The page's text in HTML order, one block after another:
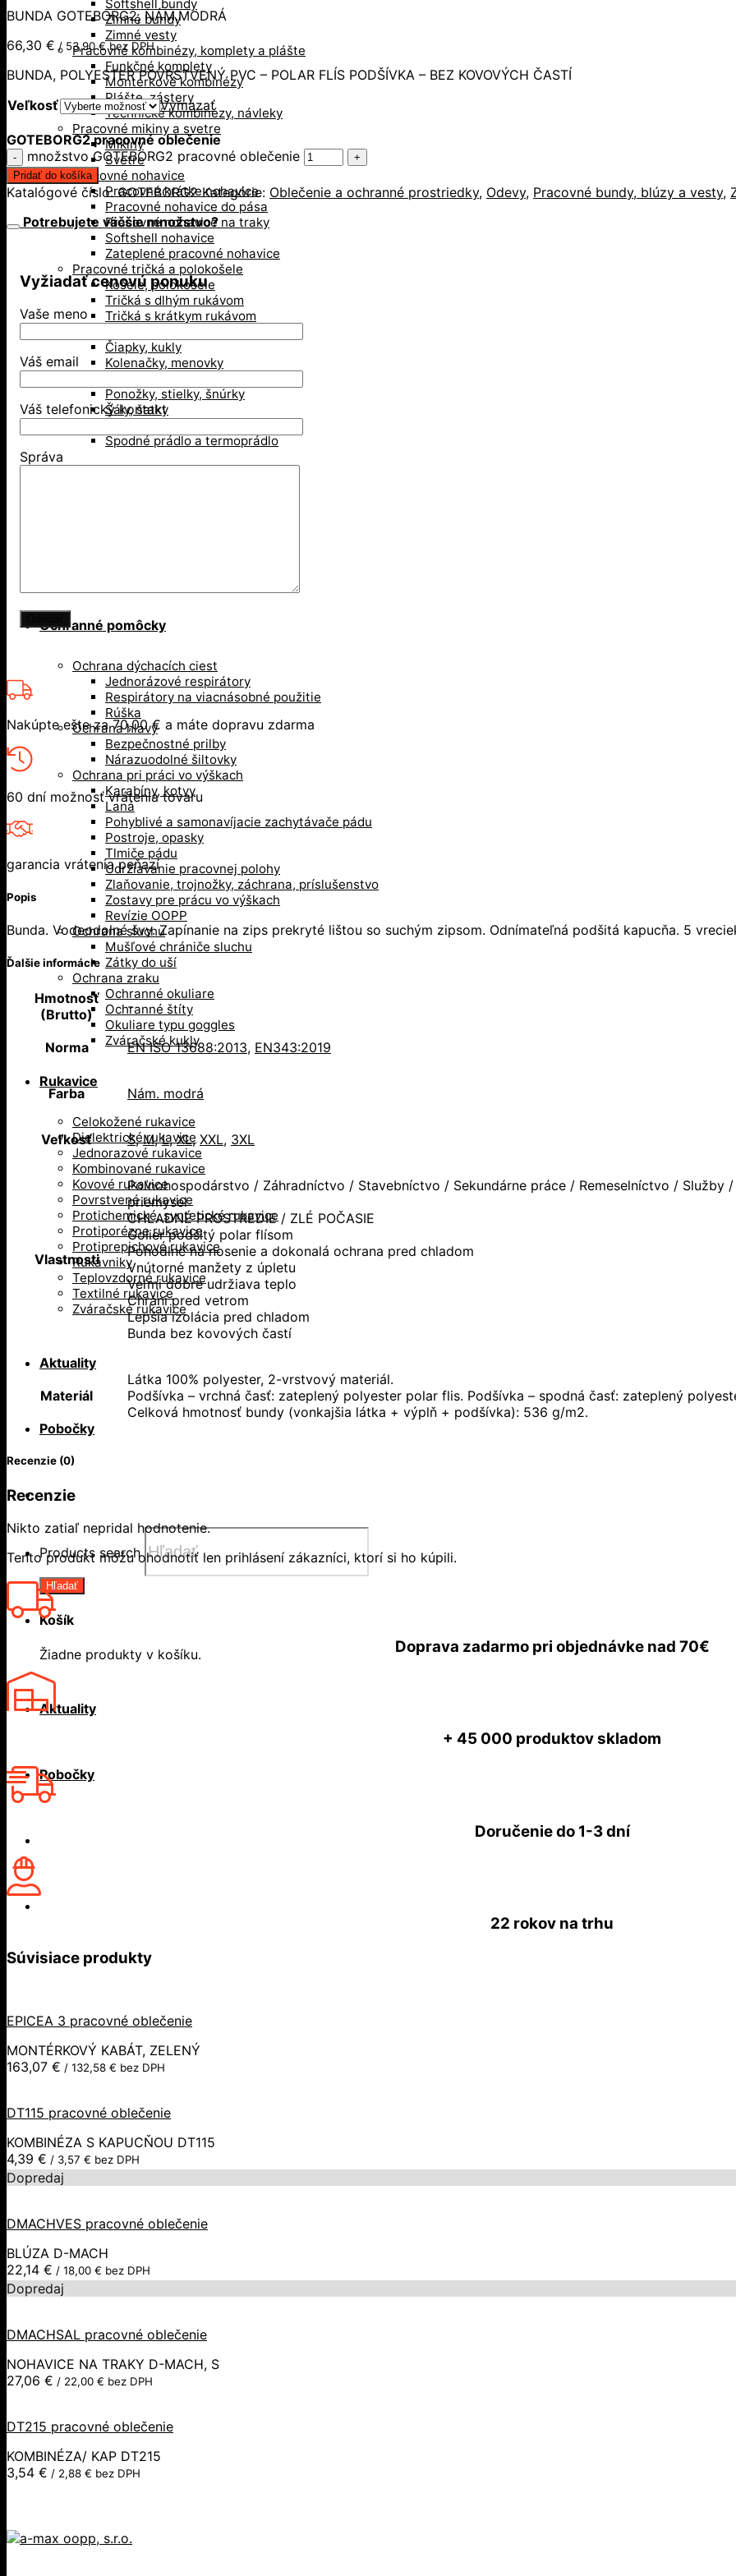
Softshell bundy
Zimné bundy
Zimné vesty
Pracovné kombinézy, komplety a plášte
Funkčné komplety
Monterkové kombinézy
Plášte, zástery
Technické kombinézy, návleky
Pracovné mikiny a svetre
Mikiny
Svetre
Pracovné nohavice
Pracovné krátke nohavice
Pracovné nohavice do pása
Pracovné nohavice na traky
Softshell nohavice
Zateplené pracovné nohavice
Pracovné tričká a polokošele
Košele, polokošele
Tričká s dlhým rukávom
Tričká s krátkym rukávom
Čiapky, kukly
Kolenačky, menovky
Ponožky, stielky, šnúrky
Šály, šatky
Spodné prádlo a termoprádlo
Ochranné pomôcky
Ochrana dýchacích ciest
Jednorázové respirátory
Respirátory na viacnásobné použitie
Rúška
Ochrana hlavy
Bezpečnostné prilby
Nárazuodolné šiltovky
Ochrana pri práci vo výškach
Karabíny, kotvy
Laná
Pohyblivé a samonavíjacie zachytávače pádu
Postroje, opasky
Tlmiče pádu
Udržiavanie pracovnej polohy
Zlaňovanie, trojnožky, záchrana, príslušenstvo
Zostavy pre prácu vo výškach
Revízie OOPP
Ochrana sluchu
Mušľové chrániče sluchu
Zátky do uší
Ochrana zraku
Ochranné okuliare
Ochranné štíty
Okuliare typu goggles
Zváračské kukly
Rukavice
Celokožené rukavice
Dielektrické rukavice
Jednorazové rukavice
Kombinované rukavice
Kovové rukavice
Povrstvené rukavice
Protichemické, syntetické rukavice
Protiporézne rukavice
Protiprepichové rukavice
Rukávniky
Teplovzdorné rukavice
Textilné rukavice
Zváračské rukavice
Aktuality
Pobočky
Products search
Hľadať
Košík
Žiadne produkty v košíku.
Aktuality
Pobočky
BUNDA GOTEBORG2, NÁM.MODRÁ
66,30 € / 53,90€bez DPH
BUNDA, POLYESTER POVRSTVENÝ PVC – POLAR FLÍS PODŠÍVKA – BEZ KOVOVÝCH ČASTÍ
Veľkosť
Vymazať
GOTEBORG2 pracovné oblečenie
množstvo GOTEBORG2 pracovné oblečenie
Pridať do košíka
Katalógové číslo:GOTEBORG2 Kategórie: Oblečenie a ochranné prostriedky, Odevy, Pracovné bundy, blúzy a vesty,
Potrebujete väčšie množstvo?
Vyžiadať cenovú ponuku
Vaše meno
Váš email
Váš telefonický kontakt
Správa
Nakúpte ešte za70,00€ a máte dopravu zdarma
60 dní možnosť vrátenia tovaru
garancia vrátenia peňazí
Popis
Bunda. Vodeodolné švy. Zapínanie na zips prekryté lištou so suchým zipsom. Odnímateľná podšitá kapucňa. 5
Ďalšie informácie
Hmotnosť
(Brutto)
-
Norma EN ISO 13688:2013, EN343:2019
Farba Nám. modrá
Veľkosť S,M,L,XL, XXL, 3XL
Vlastnosti
Poľnohospodárstvo / Záhradníctvo / Stavebníctvo / Sekundárne práce / Remeselníctvo / Služby
priemysel
CHLADNÉ PROSTREDIE / ZLÉ POČASIE
Golier podšitý polar flísom
Pohodlné na nosenie a dokonalá ochrana pred chladom
Vnútorné manžety z úpletu
Veľmi dobre udržiava teplo
Chráni pred vetrom
Lepšia izolácia pred chladom
Bunda bez kovových častí
Materiál
Látka 100% polyester, 2-vrstvový materiál.
Podšívka – vrchná časť: zateplený polyester polar flis. Podšívka – spodná časť: zateplený
Celková hmotnosť bundy (vonkajšia látka + výplň + podšívka): 536 g/m2.
Recenzie (0)
Recenzie
Nikto zatiaľ nepridal hodnotenie.
Tento produkt môžu ohodnotiť len prihlásení zákazníci, ktorí si ho kúpili.
Doprava zadarmo pri objednávke nad 70€
+ 45 000 produktov skladom
Doručenie do1-3 dní
22 rokov na trhu
Súvisiace produkty
EPICEA 3 pracovné oblečenie
MONTÉRKOVÝ KABÁT, ZELENÝ
163,07 € / 132,58 € bez DPH
DT115 pracovné oblečenie
KOMBINÉZA S KAPUCŇOU DT115
4,39 € / 3,57 € bez DPH
Dopredaj
DMACHVES pracovné oblečenie
BLÚZA D-MACH
22,14 € / 18,00 € bez DPH
Dopredaj
DMACHSAL pracovné oblečenie
NOHAVICE NA TRAKY D-MACH, S
27,06 € / 22,00 € bez DPH
DT215 pracovné oblečenie
KOMBINÉZA/ KAP DT215
3,54 € / 2,88 € bez DPH